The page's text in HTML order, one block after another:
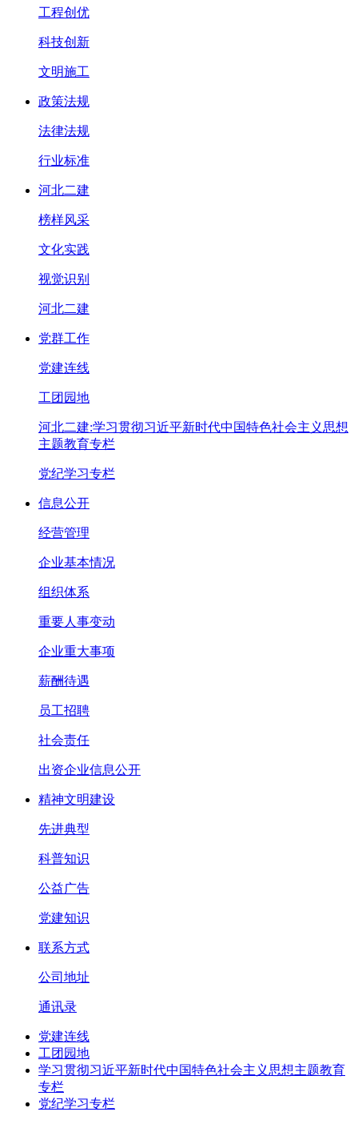
工程创优
科技创新
文明施工
政策法规
法律法规
行业标准
河北二建
榜样风采
文化实践
视觉识别
河北二建
党群工作
党建连线
工团园地
河北二建:学习贯彻习近平新时代中国特色社会主义思想
主题教育专栏
党纪学习专栏
信息公开
经营管理
企业基本情况
组织体系
重要人事变动
企业重大事项
薪酬待遇
员工招聘
社会责任
出资企业信息公开
精神文明建设
先进典型
科普知识
公益广告
党建知识
联系方式
公司地址
通讯录
党建连线
工团园地
学习贯彻习近平新时代中国特色社会主义思想主题教育
专栏
党纪学习专栏